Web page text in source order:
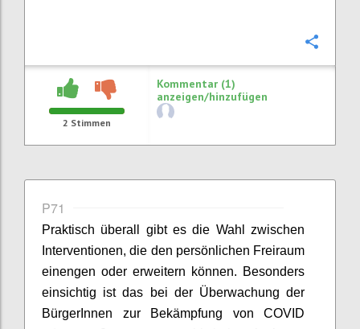
2 Stimmen
Kommentar (1)
anzeigen/hinzufügen
P71
Praktisch überall gibt es die Wahl zwischen
Interventionen, die den persönlichen Freiraum
einengen oder erweitern können. Besonders
einsichtig ist das bei der Überwachung der
BürgerInnen zur Bekämpfung von COVID